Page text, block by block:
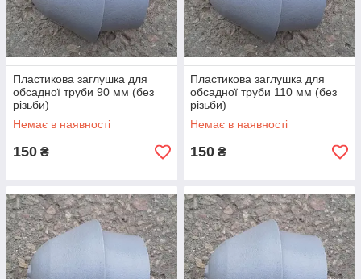
Пластикова заглушка для
обсадної труби 90 мм (без
різьби)
Немає в наявності
150 ₴
Пластикова заглушка для
обсадної труби 110 мм (без
різьби)
Немає в наявності
150 ₴